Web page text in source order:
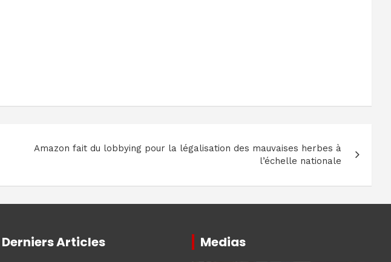
Amazon fait du lobbying pour la légalisation des mauvaises herbes à
l’échelle nationale
Derniers Articles Medias